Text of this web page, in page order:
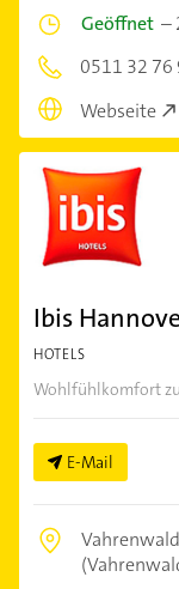
Geöffnet –
0511 32 76
Webseite
Ibis
HOTELS
Wohlfühlkomfort
E-Mail